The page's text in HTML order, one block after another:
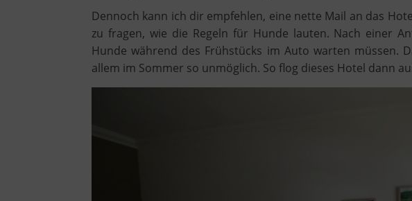
Dennoch kann ich dir empfehlen, eine nette Mail an das
zu fragen, wie die Regeln für Hunde lauten. Nach einer
Hunde während des Frühstücks im Auto warten müssen.
allem im Sommer so unmöglich. So flog dieses Hotel dann